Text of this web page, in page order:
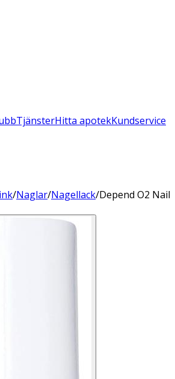
TjänsterHitta apotekKundservice
/Naglar/Nagellack/Depend O2 Nail